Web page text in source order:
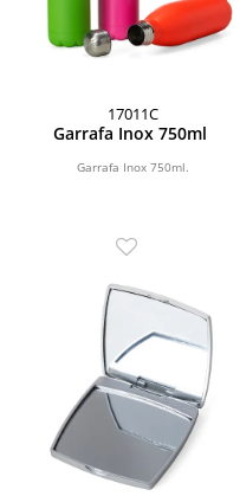
17011C
Garrafa Inox 750ml
Garrafa Inox 750ml.